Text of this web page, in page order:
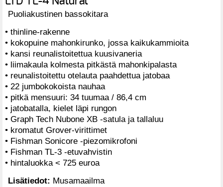
Puoliakustinen bassokitara
• thinline-rakenne
• kokopuine mahonkirunko, jossa kaikukammioita
• kansi reunalistoitettua kuusivaneria
• liimakaula kolmesta pitkästä mahonkipalasta
• reunalistoitettu otelauta paahdettua jatobaa
• 22 jumbokokoista nauhaa
• pitkä mensuuri: 34 tuumaa / 86,4 cm
• jatobatalla, kielet läpi rungon
• Graph Tech Nubone XB -satula ja tallaluu
• kromatut Grover-virittimet
• Fishman Sonicore -piezomikrofoni
• Fishman TL-3 -etuvahvistin
• hintaluokka < 725 euroa
Lisätiedot: Musamaailma